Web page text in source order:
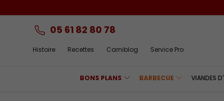
Aller au contenu
05 61 82 80 78
Histoire Recettes Carniblog Service Pro
BONS PLANS BARBECUE VIANDES